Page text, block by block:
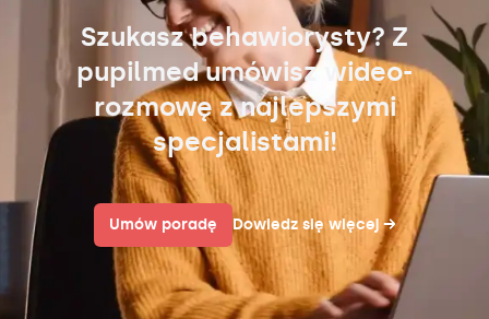
Szukasz behawiorysty? Z
pupilmed umówisz wideo-
rozmowę z najlepszymi
specjalistami!
Umów poradę Dowiedz się więcej →